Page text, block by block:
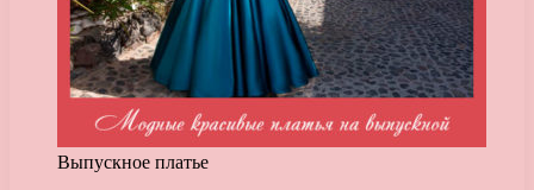
Выпускное платье